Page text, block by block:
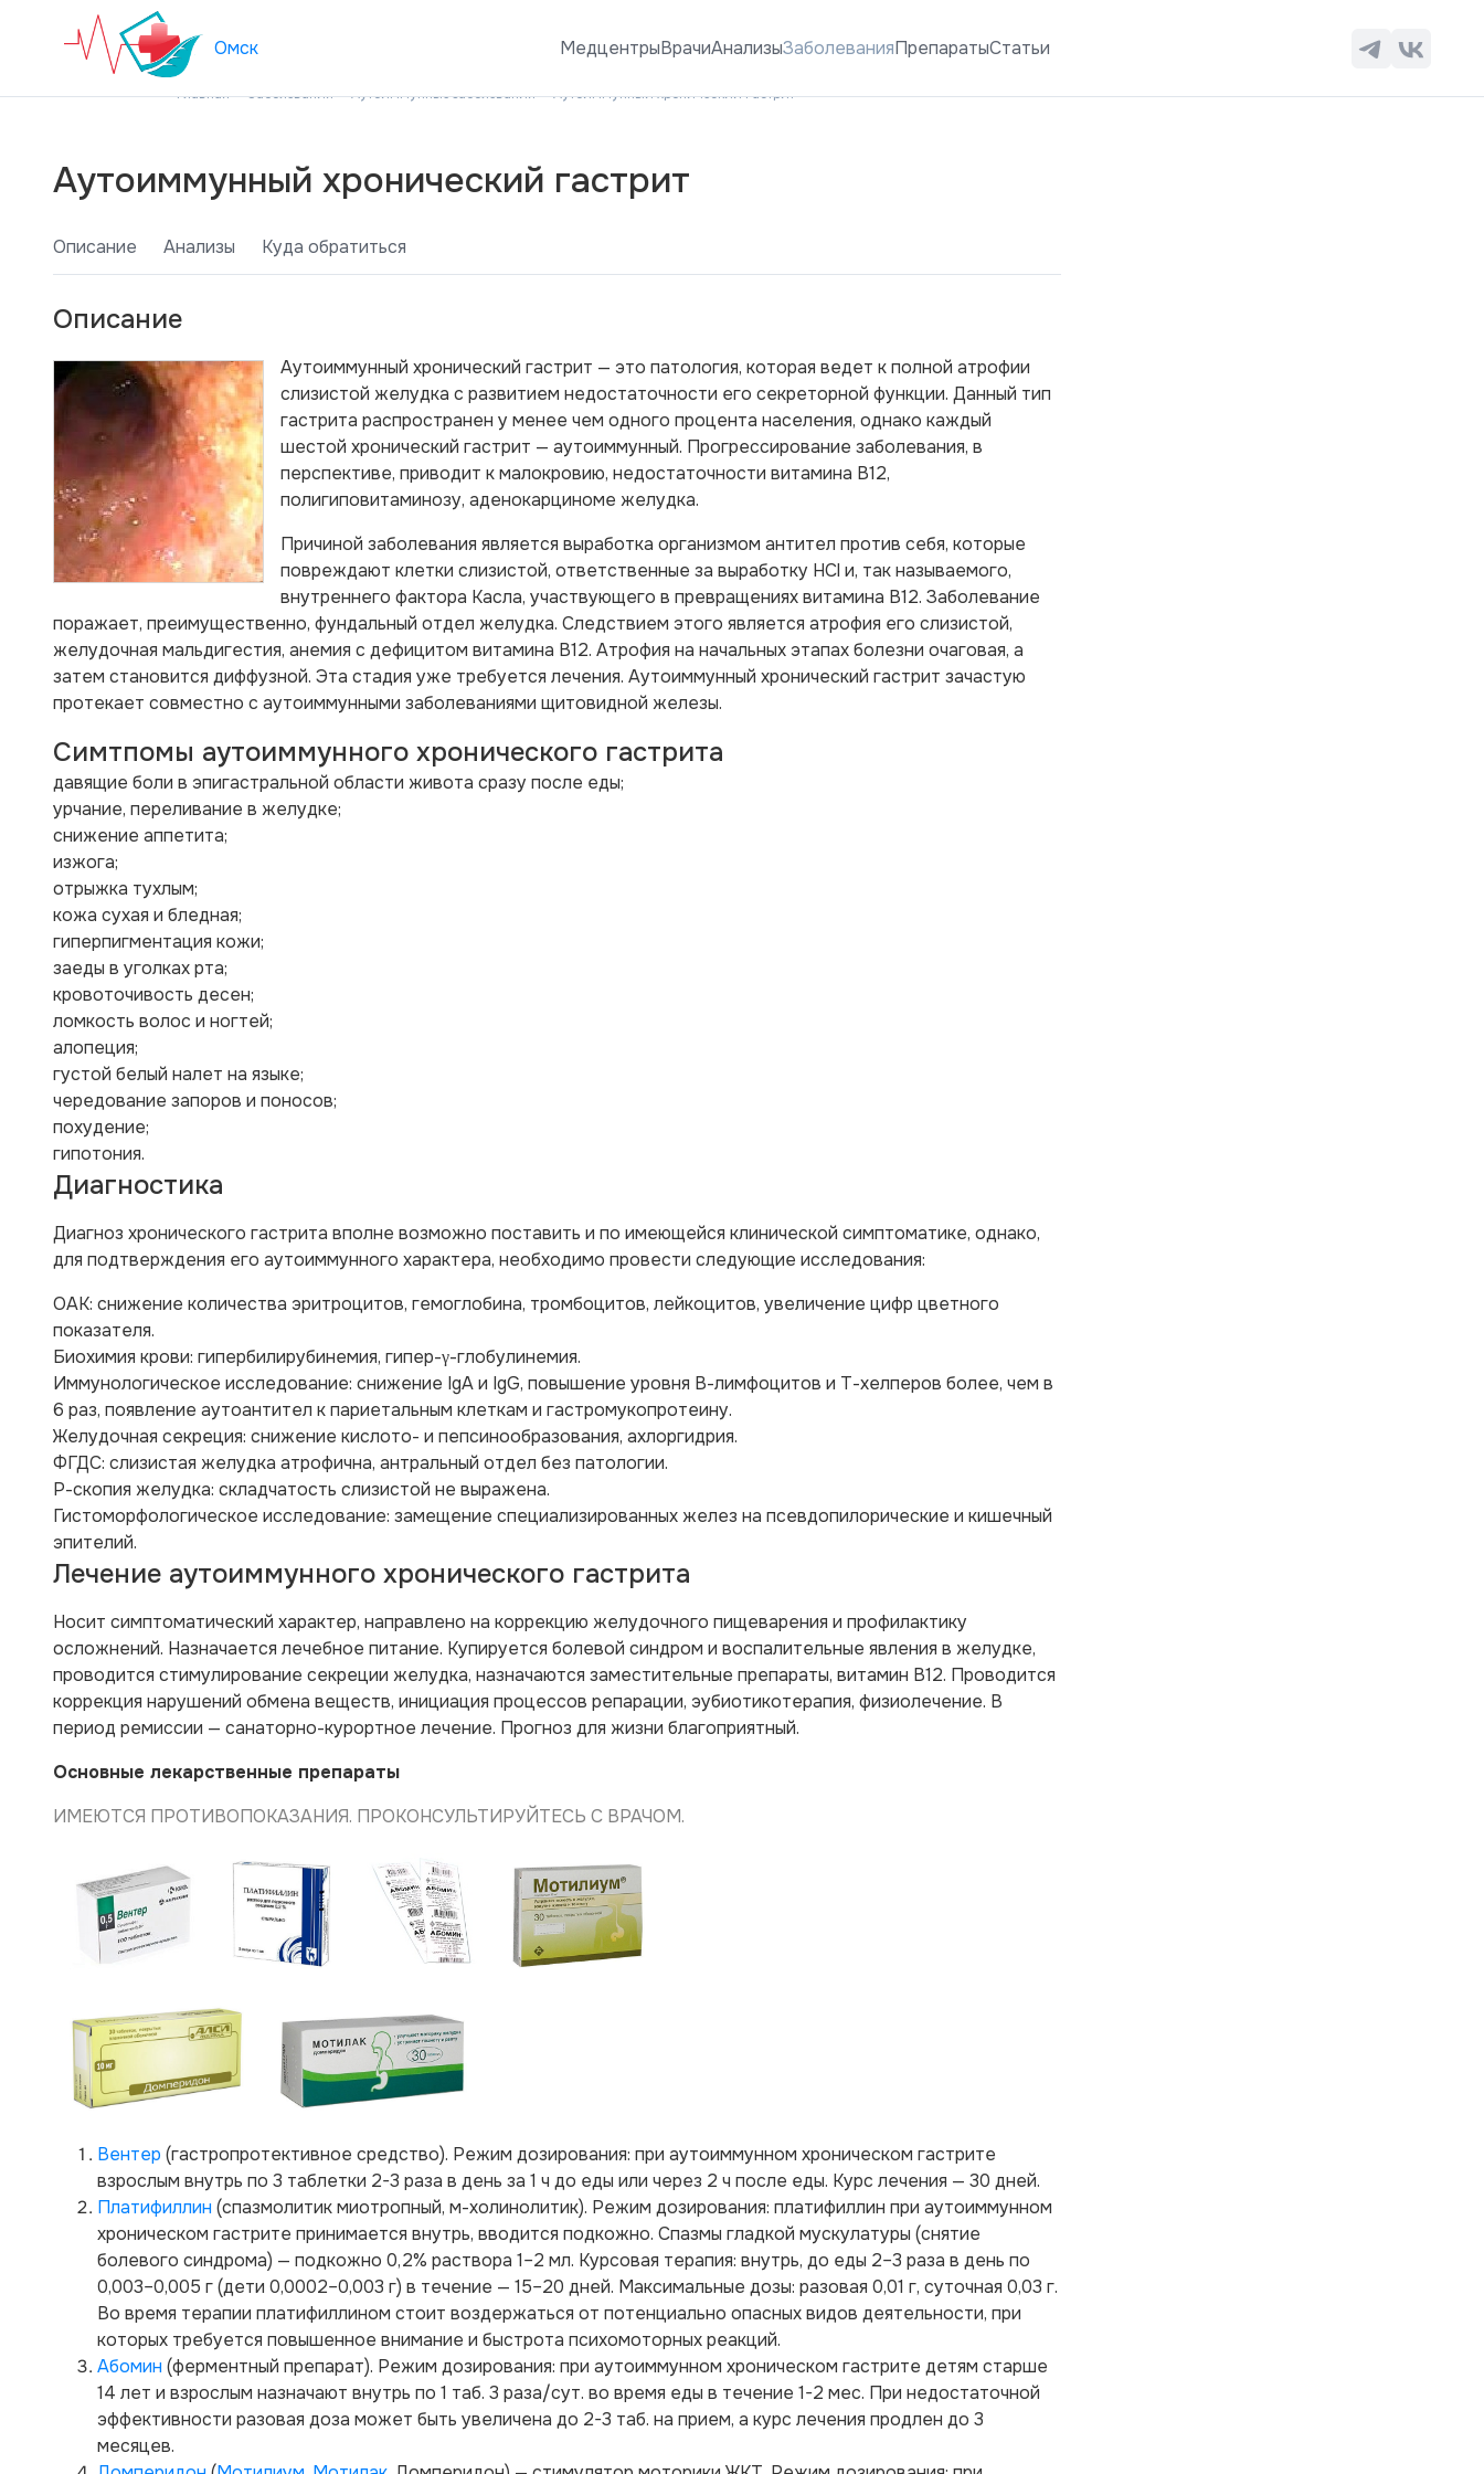
Омск МедцентрыВрачиАнализыЗаболеванияПрепаратыСтатьи
Главная Заболевания Аутоиммунные заболевания Аутоиммунный хронический гастрит
Аутоиммунный хронический гастрит
Описание Анализы Куда обратиться
Описание
Аутоиммунный хронический гастрит — это патология, которая ведет к полной атрофии
слизистой желудка с развитием недостаточности его секреторной функции. Данный тип
гастрита распространен у менее чем одного процента населения, однако каждый
шестой хронический гастрит — аутоиммунный. Прогрессирование заболевания, в
перспективе, приводит к малокровию, недостаточности витамина В12,
полигиповитаминозу, аденокарциноме желудка.
Причиной заболевания является выработка организмом антител против себя, которые
повреждают клетки слизистой, ответственные за выработку HCl и, так называемого,
внутреннего фактора Касла, участвующего в превращениях витамина В12. Заболевание
поражает, преимущественно, фундальный отдел желудка. Следствием этого является атрофия его слизистой,
желудочная мальдигестия, анемия с дефицитом витамина В12. Атрофия на начальных этапах болезни очаговая, а
затем становится диффузной. Эта стадия уже требуется лечения. Аутоиммунный хронический гастрит зачастую
протекает совместно с аутоиммунными заболеваниями щитовидной железы.
Симтпомы аутоиммунного хронического гастрита
давящие боли в эпигастральной области живота сразу после еды;
урчание, переливание в желудке;
снижение аппетита;
изжога;
отрыжка тухлым;
кожа сухая и бледная;
гиперпигментация кожи;
заеды в уголках рта;
кровоточивость десен;
ломкость волос и ногтей;
алопеция;
густой белый налет на языке;
чередование запоров и поносов;
похудение;
гипотония.
Диагностика
Диагноз хронического гастрита вполне возможно поставить и по имеющейся клинической симптоматике, однако,
для подтверждения его аутоиммунного характера, необходимо провести следующие исследования:
ОАК: снижение количества эритроцитов, гемоглобина, тромбоцитов, лейкоцитов, увеличение цифр цветного
показателя.
Биохимия крови: гипербилирубинемия, гипер-γ-глобулинемия.
Иммунологическое исследование: снижение IgA и IgG, повышение уровня В-лимфоцитов и Т-хелперов более, чем в
6 раз, появление аутоантител к париетальным клеткам и гастромукопротеину.
Желудочная секреция: снижение кислото- и пепсинообразования, ахлоргидрия.
ФГДС: слизистая желудка атрофична, антральный отдел без патологии.
Р-скопия желудка: складчатость слизистой не выражена.
Гистоморфологическое исследование: замещение специализированных желез на псевдопилорические и кишечный
эпителий.
Лечение аутоиммунного хронического гастрита
Носит симптоматический характер, направлено на коррекцию желудочного пищеварения и профилактику
осложнений. Назначается лечебное питание. Купируется болевой синдром и воспалительные явления в желудке,
проводится стимулирование секреции желудка, назначаются заместительные препараты, витамин B12. Проводится
коррекция нарушений обмена веществ, инициация процессов репарации, эубиотикотерапия, физиолечение. В
период ремиссии — санаторно-курортное лечение. Прогноз для жизни благоприятный.
Основные лекарственные препараты
ИМЕЮТСЯ ПРОТИВОПОКАЗАНИЯ. ПРОКОНСУЛЬТИРУЙТЕСЬ С ВРАЧОМ.
Вентер (гастропротективное средство). Режим дозирования: при аутоиммунном хроническом гастрите
взрослым внутрь по 3 таблетки 2-3 раза в день за 1 ч до еды или через 2 ч после еды. Курс лечения — 30 дней.
Платифиллин (спазмолитик миотропный, м-холинолитик). Режим дозирования: платифиллин при аутоиммунном
хроническом гастрите принимается внутрь, вводится подкожно. Спазмы гладкой мускулатуры (снятие
болевого синдрома) — подкожно 0,2% раствора 1–2 мл. Курсовая терапия: внутрь, до еды 2–3 раза в день по
0,003–0,005 г (дети 0,0002–0,003 г) в течение — 15–20 дней. Максимальные дозы: разовая 0,01 г, суточная 0,03 г.
Во время терапии платифиллином стоит воздержаться от потенциально опасных видов деятельности, при
которых требуется повышенное внимание и быстрота психомоторных реакций.
Абомин (ферментный препарат). Режим дозирования: при аутоиммунном хроническом гастрите детям старше
14 лет и взрослым назначают внутрь по 1 таб. 3 раза/сут. во время еды в течение 1-2 мес. При недостаточной
эффективности разовая доза может быть увеличена до 2-3 таб. на прием, а курс лечения продлен до 3
месяцев.